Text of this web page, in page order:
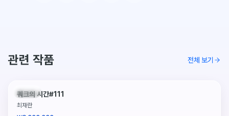
관련 작품 전체 보기
판매중
쿼크의 시간#111
최재란